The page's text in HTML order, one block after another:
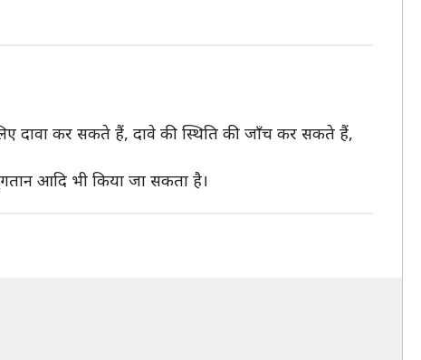
दावा कर सकते हैं, दावे की स्थिति की जाँच कर सकते हैं,
आदि भी किया जा सकता है।